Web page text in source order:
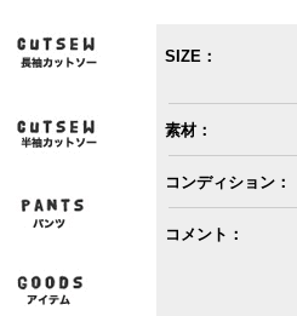
SIZE：
素材：
コンディション：
コメント：